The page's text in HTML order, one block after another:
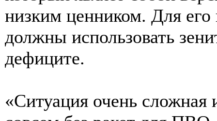
низким ценником. Для
должны использовать
дефиците.
«Ситуация очень сложная